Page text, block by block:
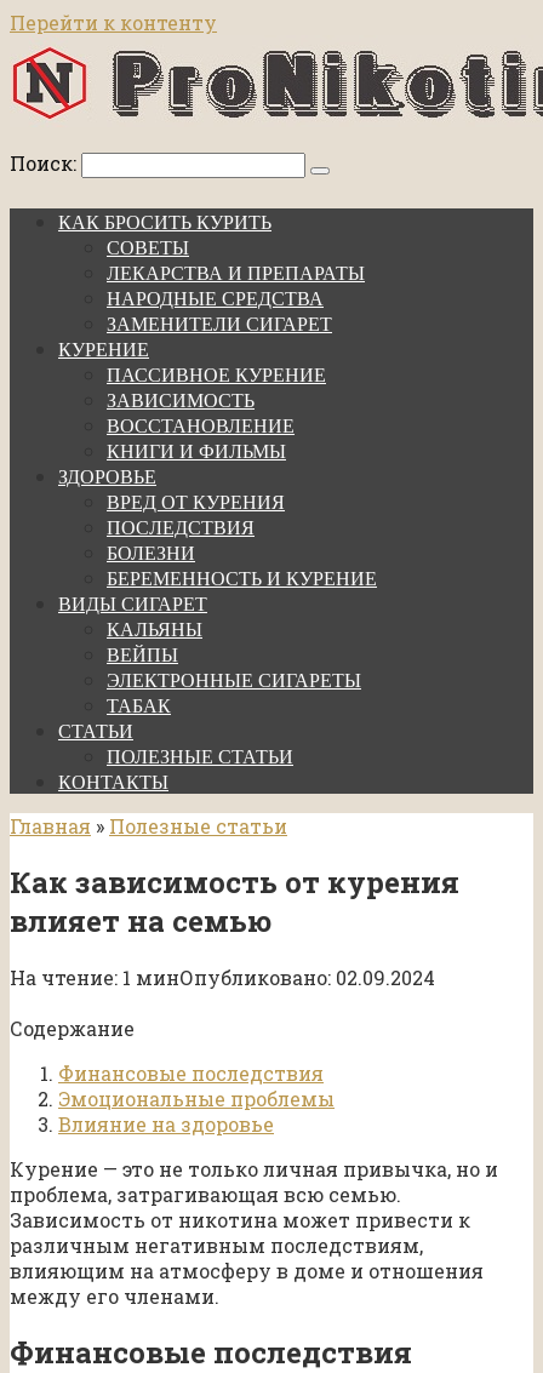
Перейти к контенту
Поиск:
КАК БРОСИТЬ КУРИТЬ
СОВЕТЫ
ЛЕКАРСТВА И ПРЕПАРАТЫ
НАРОДНЫЕ СРЕДСТВА
ЗАМЕНИТЕЛИ СИГАРЕТ
КУРЕНИЕ
ПАССИВНОЕ КУРЕНИЕ
ЗАВИСИМОСТЬ
ВОССТАНОВЛЕНИЕ
КНИГИ И ФИЛЬМЫ
ЗДОРОВЬЕ
ВРЕД ОТ КУРЕНИЯ
ПОСЛЕДСТВИЯ
БОЛЕЗНИ
БЕРЕМЕННОСТЬ И КУРЕНИЕ
ВИДЫ СИГАРЕТ
КАЛЬЯНЫ
ВЕЙПЫ
ЭЛЕКТРОННЫЕ СИГАРЕТЫ
ТАБАК
СТАТЬИ
ПОЛЕЗНЫЕ СТАТЬИ
КОНТАКТЫ
Главная » Полезные статьи
Как зависимость от курения
влияет на семью
На чтение: 1 минОпубликовано: 02.09.2024
Содержание
Финансовые последствия
Эмоциональные проблемы
Влияние на здоровье
Курение — это не только личная привычка, но и
проблема, затрагивающая всю семью.
Зависимость от никотина может привести к
различным негативным последствиям,
влияющим на атмосферу в доме и отношения
между его членами.
Финансовые последствия